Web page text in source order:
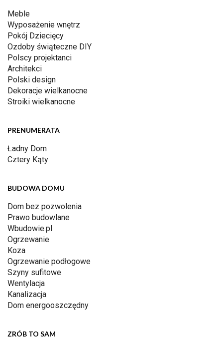
Meble
Wyposażenie wnętrz
Pokój Dziecięcy
Ozdoby świąteczne DIY
Polscy projektanci
Architekci
Polski design
Dekoracje wielkanocne
Stroiki wielkanocne
PRENUMERATA
Ładny Dom
Cztery Kąty
BUDOWA DOMU
Dom bez pozwolenia
Prawo budowlane
Wbudowie.pl
Ogrzewanie
Koza
Ogrzewanie podłogowe
Szyny sufitowe
Wentylacja
Kanalizacja
Dom energooszczędny
ZRÓB TO SAM